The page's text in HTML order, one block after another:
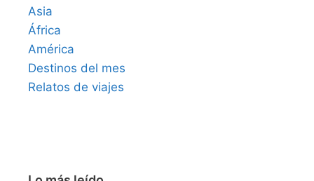
Asia
África
América
Destinos del mes
Relatos de viajes